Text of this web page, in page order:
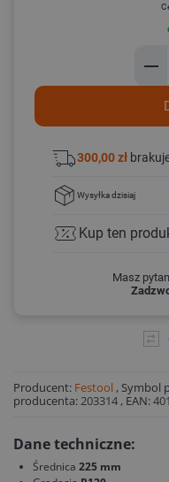
300,00 zł
Wysyłkadzisiaj
Kup ten
Masz
Producent: Festool , Symbol
producenta: 203314 , EAN:
Dane techniczne:
Średnica 225 mm